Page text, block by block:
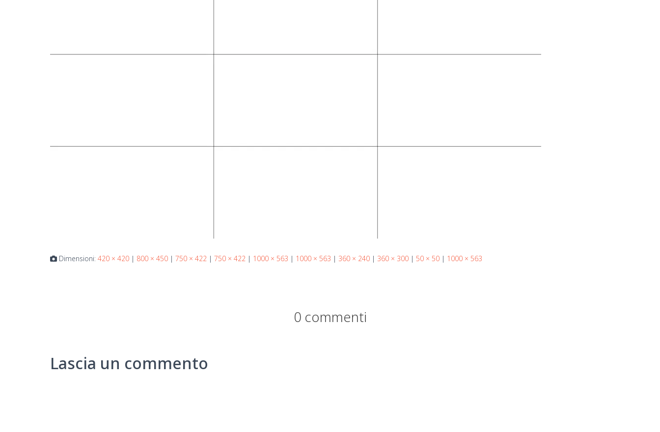
Dimensioni: 420 × 420 | 800 × 450 | 750 × 422 | 750 × 422 | 1000 × 563 | 1000 × 563 | 360 × 240 | 360 × 300 | 50 × 50 | 1000 × 563
0 commenti
Lascia un commento